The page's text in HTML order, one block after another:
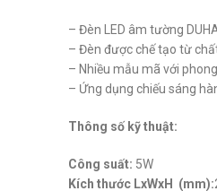
– Đèn LED âm tường
– Đèn được chế tạo từ
– Nhiều mẫu mã với
– Ứng dụng chiếu sáng
Thông số kỹ thuật:
Công suất: 5W
Kích thước LxWxH (mm):